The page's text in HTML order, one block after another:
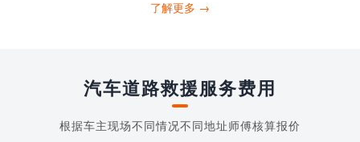
打4006363122请求送油人员来帮助你。
了解更多 →
汽车道路救援服务费用
根据车主现场不同情况不同地址师傅核算报价